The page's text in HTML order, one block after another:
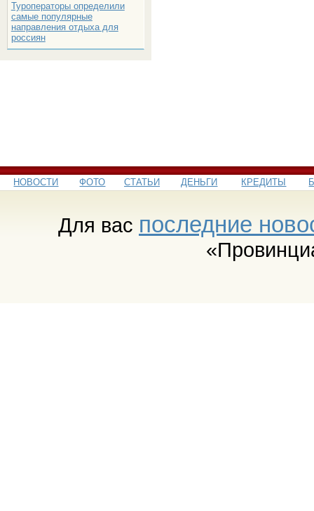
Туроператоры определили
самые популярные
направления отдыха для
россиян
НОВОСТИ ФОТО СТАТЬИ ДЕНЬГИ КРЕДИТЫ
Для вас последние